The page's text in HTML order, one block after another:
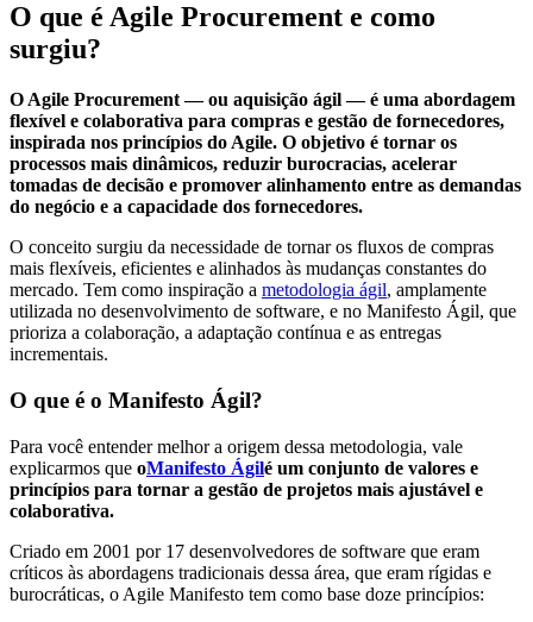
O que é Agile Procurement e como
surgiu?
O Agile Procurement — ou aquisição ágil — é uma abordagem
flexível e colaborativa para compras e gestão de fornecedores,
inspirada nos princípios do Agile. O objetivo é tornar os
processos mais dinâmicos, reduzir burocracias, acelerar
tomadas de decisão e promover alinhamento entre as demandas
do negócio e a capacidade dos fornecedores.
O conceito surgiu da necessidade de tornar os fluxos de compras
mais flexíveis, eficientes e alinhados às mudanças constantes do
mercado. Tem como inspiração a metodologia ágil, amplamente
utilizada no desenvolvimento de software, e no Manifesto Ágil, que
prioriza a colaboração, a adaptação contínua e as entregas
incrementais.
O que é o Manifesto Ágil?
Para você entender melhor a origem dessa metodologia, vale
explicarmos que oManifesto Ágilé um conjunto de valores e
princípios para tornar a gestão de projetos mais ajustável e
colaborativa.
Criado em 2001 por 17 desenvolvedores de software que eram
críticos às abordagens tradicionais dessa área, que eram rígidas e
burocráticas, o Agile Manifesto tem como base doze princípios: